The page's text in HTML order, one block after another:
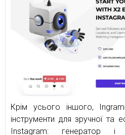
Крім усього іншого,
інструменти для зручної та
Instagram: генератор і